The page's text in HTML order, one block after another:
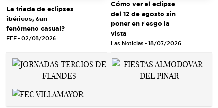
La triada de eclipses
ibéricos, ¿un
fenómeno casual?
EFE - 02/08/2026
Cómo ver el eclipse
del 12 de agosto sin
poner en riesgo la
vista
Las Noticias - 18/07/2026